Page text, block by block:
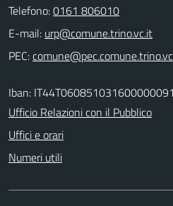
Telefono:0161 806010
E-mail:
PEC:
Iban:
Ufficio Relazioni con il Pubblico
Uffici e orari
Numeri utili